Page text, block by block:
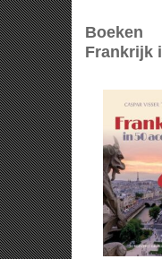
Boeken
Frankrijk